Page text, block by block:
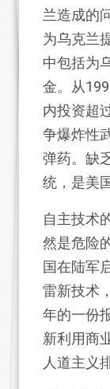
兰造成的
为乌克兰
中包括为
金。从
内投资超
争爆炸性
弹药。缺
统，是美
自主技术
然是危险
国在陆军
雷新技术
年的一份
新利用商
人道主义